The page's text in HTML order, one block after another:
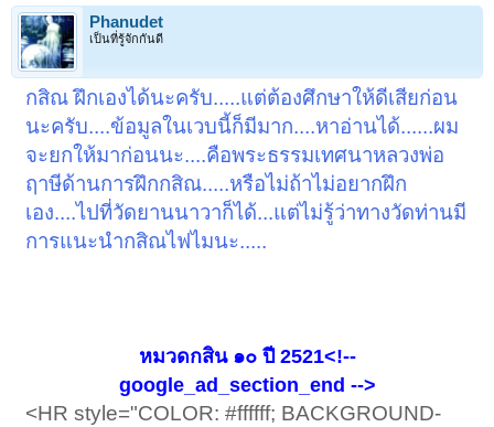
Phanudet
เป็นที่รู้จักกันดี
กสิณ ฝึกเองได้นะครับ.....แต่ต้องศึกษาให้ดีเสียก่อน
นะครับ....ข้อมูลในเวบนี้ก็มีมาก....หาอ่านได้......ผม
จะยกให้มาก่อนนะ....คือพระธรรมเทศนาหลวงพ่อ
ฤาษีด้านการฝึกกสิณ.....หรือไม่ถ้าไม่อยากฝึก
เอง....ไปที่วัดยานนาวาก็ได้...แต่ไม่รู้ว่าทางวัดท่านมี
การแนะนำกสิณไฟไมนะ.....
หมวดกสิน ๑๐ ปี 2521<!--
google_ad_section_end -->
<HR style="COLOR: #ffffff; BACKGROUND-